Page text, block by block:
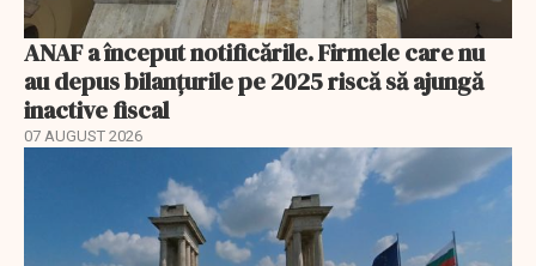
ANAF a început notificările. Firmele care nu
au depus bilanțurile pe 2025 riscă să ajungă
inactive fiscal
07 AUGUST 2026